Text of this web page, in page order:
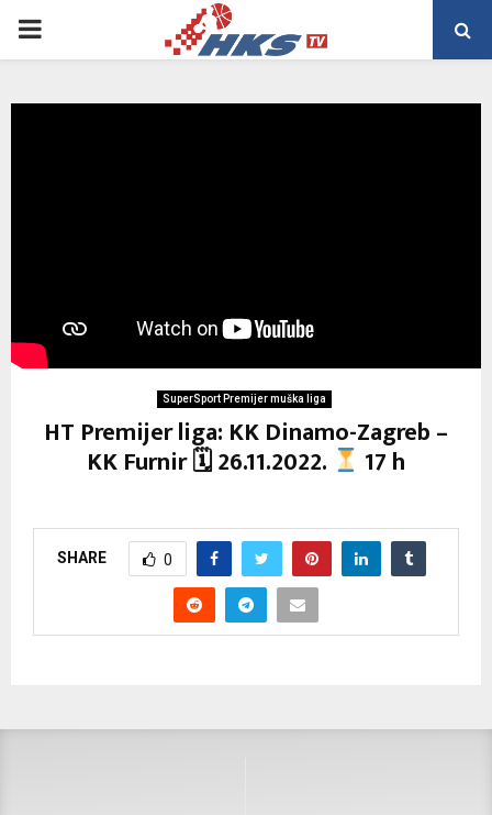
PRIMARY
SuperSport Premijer muška liga
HT Premijer liga: KK Dinamo-Zagreb –
KK Furnir 🗓 26.11.2022. 17 h
SHARE 0